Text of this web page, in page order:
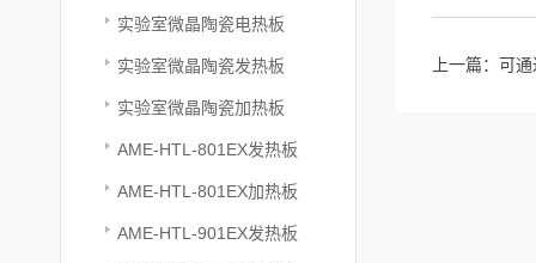
实验室微晶陶瓷电热板
实验室微晶陶瓷发热板
实验室微晶陶瓷加热板
AME-HTL-801EX发热板
AME-HTL-801EX加热板
AME-HTL-901EX发热板
上一篇： 可通